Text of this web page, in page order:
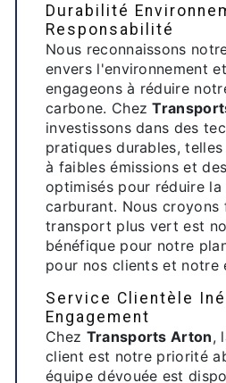
Durabilité
Responsabilité
Nous reconnaissons
envers l'environnement
engageons à réduire
carbone. Chez
investissons dans des
pratiques durables,
à faibles émissions et
optimisés pour réduire
carburant. Nous croyons
transport plus vert est
bénéfique pour notre
pour nos clients et notre
Service Clientèle
Engagement
Chez Transports Arton,
client est notre priorité
équipe dévouée est